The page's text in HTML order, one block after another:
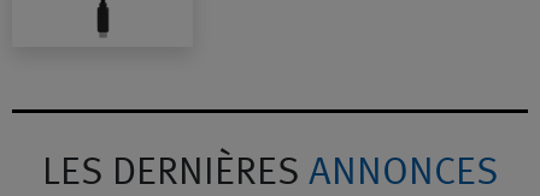
LES DERNIÈRES ANNONCES